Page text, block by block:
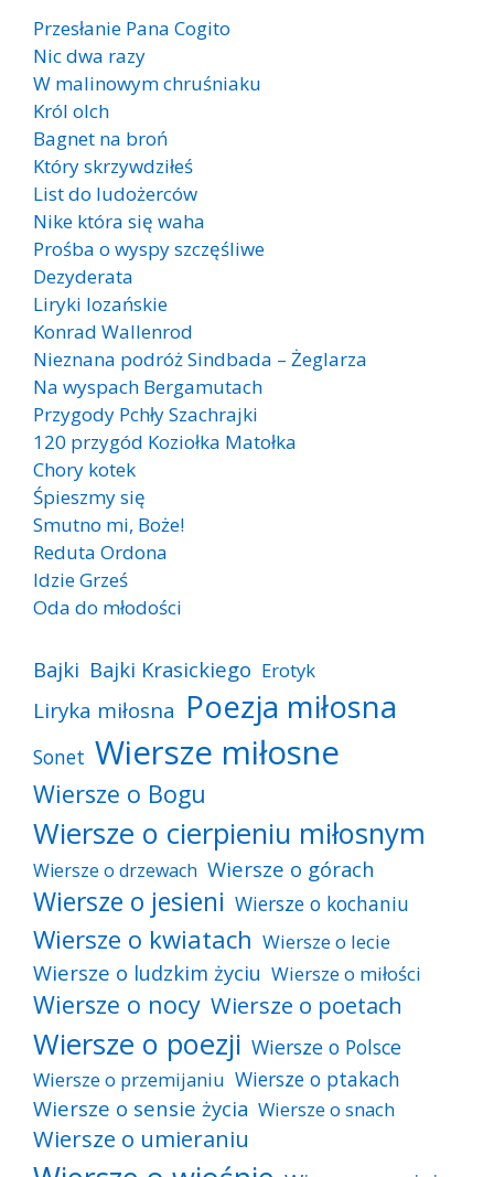
Przesłanie Pana Cogito
Nic dwa razy
W malinowym chruśniaku
Król olch
Bagnet na broń
Który skrzywdziłeś
List do ludożerców
Nike która się waha
Prośba o wyspy szczęśliwe
Dezyderata
Liryki lozańskie
Konrad Wallenrod
Nieznana podróż Sindbada – Żeglarza
Na wyspach Bergamutach
Przygody Pchły Szachrajki
120 przygód Koziołka Matołka
Chory kotek
Śpieszmy się
Smutno mi, Boże!
Reduta Ordona
Idzie Grześ
Oda do młodości
Bajki Bajki Krasickiego Erotyk
Liryka miłosna Poezja miłosna
Sonet Wiersze miłosne
Wiersze o Bogu
Wiersze o cierpieniu miłosnym
Wiersze o drzewach Wiersze o górach
Wiersze o jesieni Wiersze o kochaniu
Wiersze o kwiatach Wiersze o lecie
Wiersze o ludzkim życiu Wiersze o miłości
Wiersze o nocy Wiersze o poetach
Wiersze o poezji Wiersze o Polsce
Wiersze o przemijaniu Wiersze o ptakach
Wiersze o sensie życia Wiersze o snach
Wiersze o umieraniu